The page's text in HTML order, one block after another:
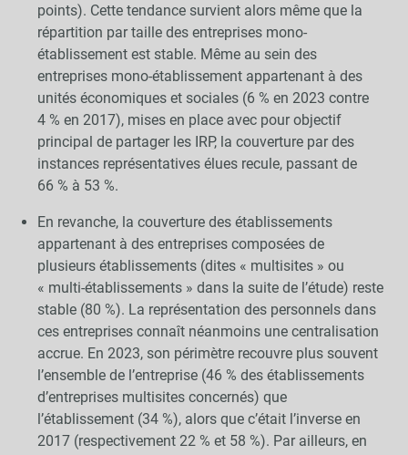
points). Cette tendance survient alors même que la
répartition par taille des entreprises mono-
établissement est stable. Même au sein des
entreprises mono-établissement appartenant à des
unités économiques et sociales (6 % en 2023 contre
4 % en 2017), mises en place avec pour objectif
principal de partager les IRP, la couverture par des
instances représentatives élues recule, passant de
66 % à 53 %.
En revanche, la couverture des établissements
appartenant à des entreprises composées de
plusieurs établissements (dites « multisites » ou
« multi-établissements » dans la suite de l’étude) reste
stable (80 %). La représentation des personnels dans
ces entreprises connaît néanmoins une centralisation
accrue. En 2023, son périmètre recouvre plus souvent
l’ensemble de l’entreprise (46 % des établissements
d’entreprises multisites concernés) que
l’établissement (34 %), alors que c’était l’inverse en
2017 (respectivement 22 % et 58 %). Par ailleurs, en